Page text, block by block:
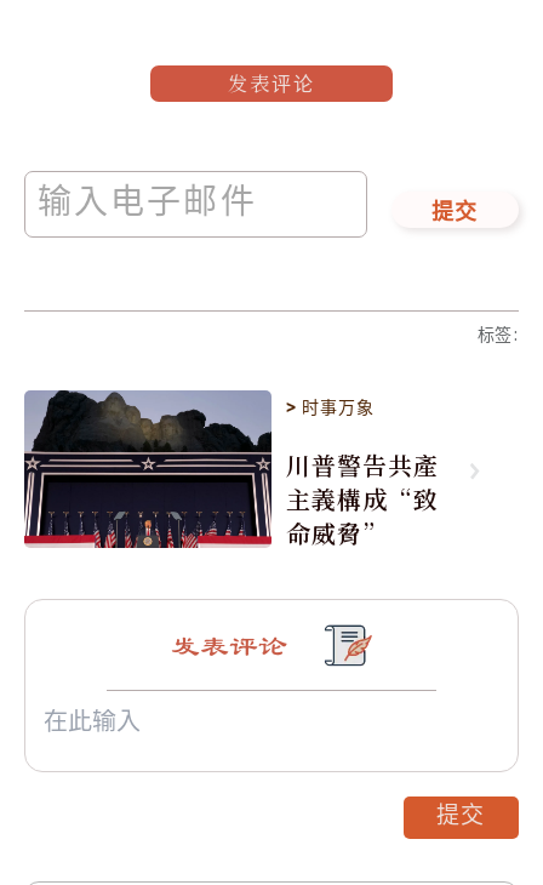
发表评论
提交
标签:
> 时事万象
川普警告共產
主義構成“致
命威脅”
发表评论
提交